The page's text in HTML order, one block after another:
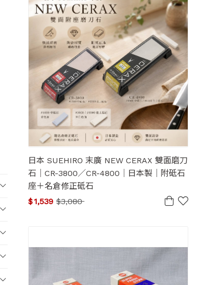
日本 SUEHIRO 末廣 NEW CERAX 雙面磨刀
石｜CR-3800／CR-4800｜日本製｜附砥石
座＋名倉修正砥石
$3,080
$1,539